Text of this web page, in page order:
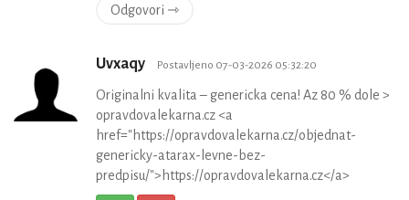
Odgovori ⇾
Uvxaqy Postavljeno 07-03-2026 05:32:20
Originalni kvalita – genericka cena! Az 80 % dole >
opravdovalekarna.cz <a
href="https://opravdovalekarna.cz/objednat-
genericky-atarax-levne-bez-
predpisu/">https://opravdovalekarna.cz</a>